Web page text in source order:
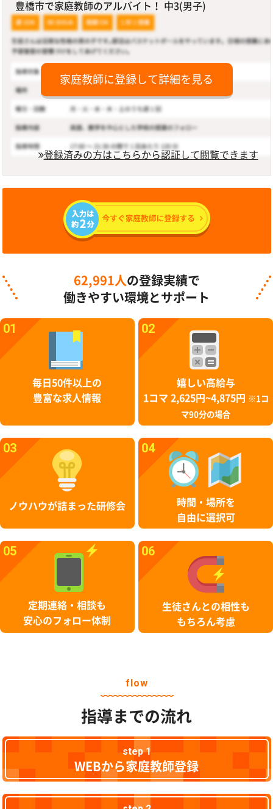
豊橋市で家庭教師のアルバイト！ 中3(男子)
家庭教師に登録して詳細を見る
登録済みの方はこちらから認証して閲覧できます
62,991人 の登録実績で
働きやすい環境とサポート
01
毎日50件以上の
豊富な求人情報
02
嬉しい高給与
1コマ 2,625円~4,875円
※1コ
マ90分の場合
03
ノウハウが詰まった研修会
04
時間・場所を
自由に選択可
05
定期連絡・相談も
安心のフォロー体制
06
生徒さんとの相性も
もちろん考慮
flow
指導までの流れ
step 1
WEBから家庭教師登録